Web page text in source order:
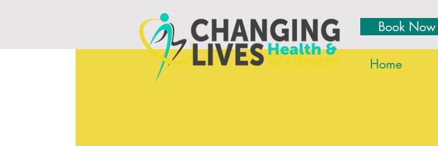
Book Now
Home